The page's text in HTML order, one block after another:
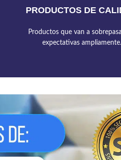
PRODUCTOS DE
Productos que van a
expectativas ampliamente.